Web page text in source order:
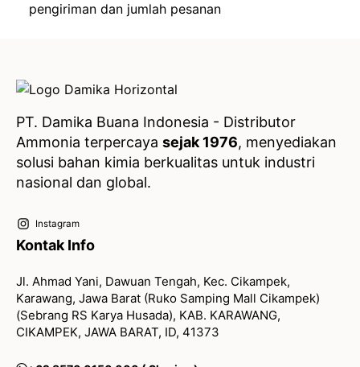
pengiriman dan jumlah pesanan
PT. Damika Buana Indonesia - Distributor
Ammonia terpercaya sejak 1976, menyediakan
solusi bahan kimia berkualitas untuk industri
nasional dan global.
Instagram
Kontak Info
Jl. Ahmad Yani, Dawuan Tengah, Kec. Cikampek,
Karawang, Jawa Barat (Ruko Samping Mall Cikampek)
(Sebrang RS Karya Husada), KAB. KARAWANG,
CIKAMPEK, JAWA BARAT, ID, 41373